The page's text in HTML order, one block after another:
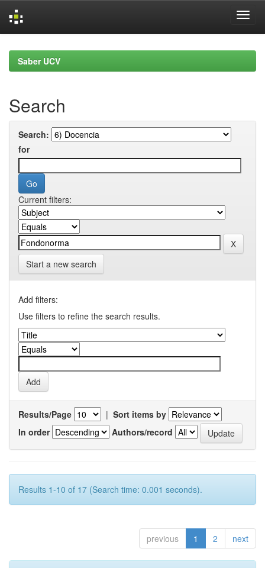
navigationSaber UCV
Search
Search:
for
Current filters:
Start a new search
Add filters:
Use filters to refine the search results.
Results/Page | Sort items by
In order
Authors/record
Results 1-10 of 17 (Search time: 0.001 seconds).
previous 1 2 next